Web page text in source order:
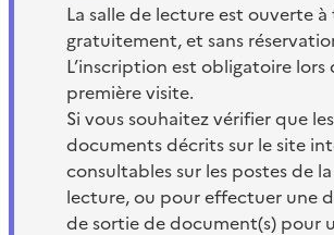
La salle de lecture est ouverte à
gratuitement, et sans
L’inscription est obligatoire lors
première visite.
Si vous souhaitez vérifier que les
documents décrits sur le site
consultables sur les postes de
lecture, ou pour effectuer une
de sortie de document(s) pour